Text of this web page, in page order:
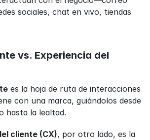
sociales, chat en vivo, tiendas
vs. Experiencia del
es la hoja de ruta de interacciones
con una marca, guiándolos desde
hasta la lealtad.
cliente (CX)